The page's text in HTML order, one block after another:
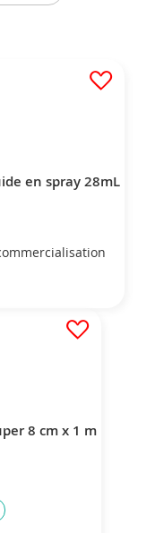
en spray 28mL
8 cm x 1 m